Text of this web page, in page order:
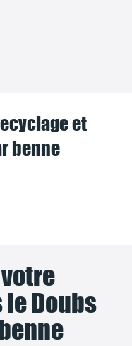
et
benne
Doubs